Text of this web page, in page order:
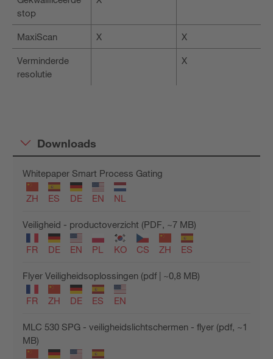
stop
MaxiScan X X
Verminderde
resolutie
X
Downloads
Whitepaper Smart Process Gating
ZH ES DE EN NL
Veiligheid - productoverzicht (PDF, ~7 MB)
FR DE EN PL KO CS ZH ES
Flyer Veiligheidsoplossingen (pdf | ~0,8 MB)
FR ZH DE ES EN
MLC 530 SPG - veiligheidslichtschermen - flyer (pdf, ~1
MB)